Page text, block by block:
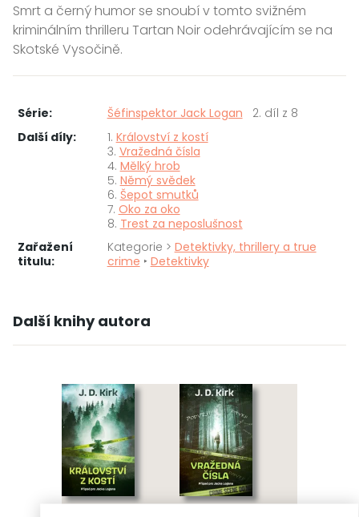
Smrt a černý humor se snoubí v tomto svižném
kriminálním thrilleru Tartan Noir odehrávajícím se na
Skotské Vysočině.
Série: Šéfinspektor Jack Logan
2. díl z 8
Další díly:
1. Království z kostí
3. Vražedná čísla
4. Mělký hrob
5. Němý svědek
6. Šepot smutků
7. Oko za oko
8. Trest za neposlušnost
Zařažení
titulu:
Kategorie > Detektivky, thrillery a true
crime ‣ Detektivky
Další knihy autora